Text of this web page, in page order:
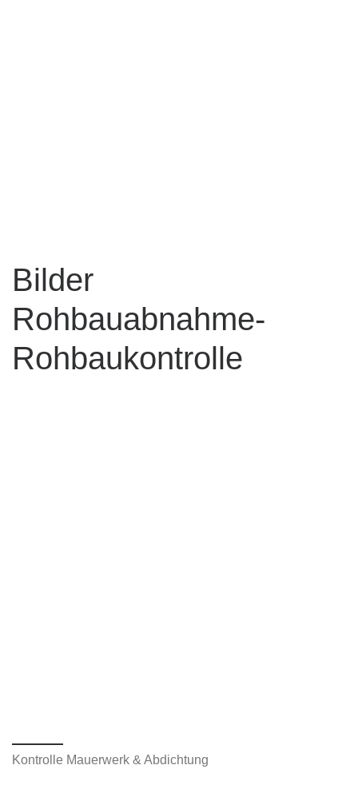
Bilder
Rohbauabnahme-
Rohbaukontrolle
Kontrolle Mauerwerk & Abdichtung